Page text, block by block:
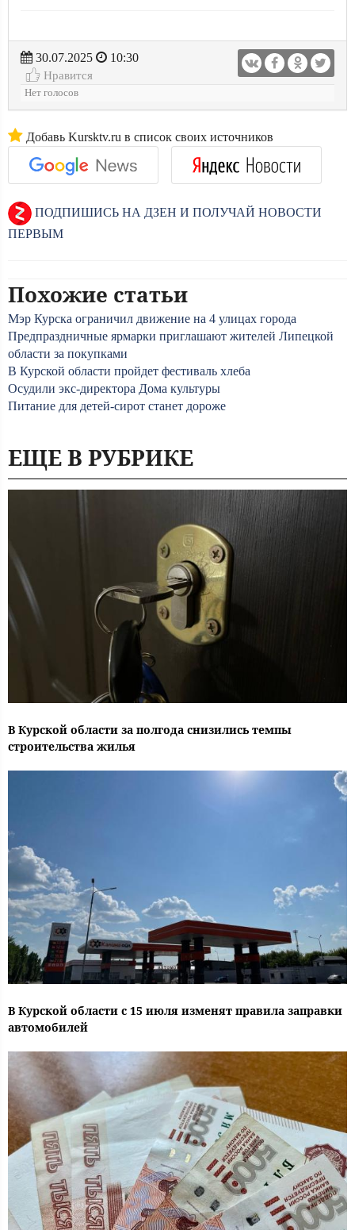
30.07.2025
10:30
Нравится
Нет голосов
Добавь Kursktv.ru в список своих источников
ПОДПИШИСЬ НА ДЗЕН И ПОЛУЧАЙ НОВОСТИ
ПЕРВЫМ
Похожие статьи
Мэр Курска ограничил движение на 4 улицах города
Предпраздничные ярмарки приглашают жителей Липецкой
области за покупками
В Курской области пройдет фестиваль хлеба
Осудили экс-директора Дома культуры
Питание для детей-сирот станет дороже
ЕЩЕ В РУБРИКЕ
В Курской области за полгода снизились темпы
строительства жилья
В Курской области с 15 июля изменят правила заправки
автомобилей